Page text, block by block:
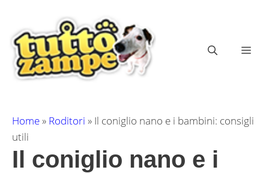
contenuto
Home» Roditori » Il coniglio nano e i bambini: consigli
utili
Il coniglio nano e i